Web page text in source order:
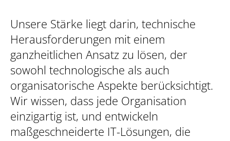
Unsere Stärke liegt darin, technische
Herausforderungen mit einem
ganzheitlichen Ansatz zu lösen, der
sowohl technologische als auch
organisatorische Aspekte berücksichtigt.
Wir wissen, dass jede Organisation
einzigartig ist, und entwickeln
maßgeschneiderte IT-Lösungen, die